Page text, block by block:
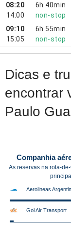
08:20
14:00
6h 40min
non-stop
09:10
15:05
6h 55min
non-stop
Dicas e
encontrar
Paulo
Companhia
As reservas na rota-
Aerolineas
Gol Air Transport